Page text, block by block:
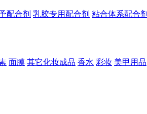
配合剂 乳胶专用配合剂 粘合体系配合剂
面膜 其它化妆成品 香水 彩妆 美甲用品